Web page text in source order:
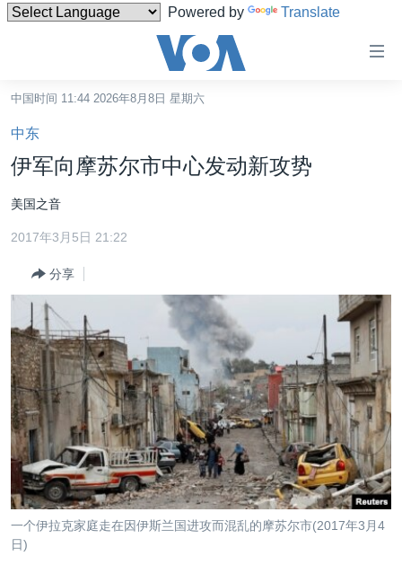
Powered by Translate
碍
链
接
转
内
到
导
航
跳
转
到
检
中国
台湾
港澳
国际
最新国际新闻
印太
中东
欧洲
非洲
美洲
全球议题
分类新闻
经济·金融·贸易
人权·法律·宗教
科教·文娱·体健
军事
劳工
环境
美中关系
热点专题
白宫要闻
国会报道
美中关系
美国建国250周年
VOA视频
VOA今日焦点
中文广播
关注我们
中国时间 11:44 2026年8月8日 星期六
中东
伊军向摩苏尔市中心发动新攻势
美国之音
2017年3月5日 21:22
分享
一个伊拉克家庭走在因伊斯兰国进攻而混乱的摩苏尔市(2017年3月4
日)